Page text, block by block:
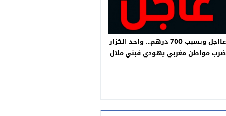
عااجل وبسبب 700 درهم… واحد الكزار
ضرب مواطن مغربي يهودي فبني ملال